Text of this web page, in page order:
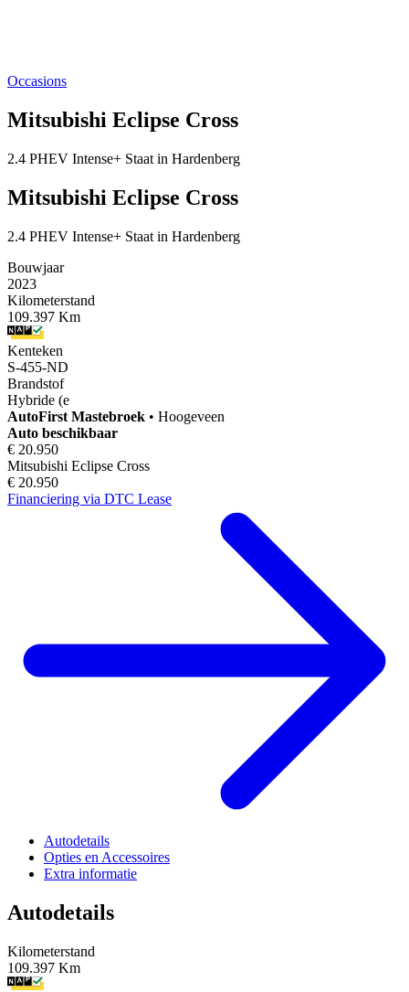
Occasions
Mitsubishi Eclipse Cross
2.4 PHEV Intense+ Staat in Hardenberg
Mitsubishi Eclipse Cross
2.4 PHEV Intense+ Staat in Hardenberg
Bouwjaar
2023
Kilometerstand
109.397 Km
Kenteken
S-455-ND
Brandstof
Hybride (e
AutoFirst Mastebroek • Hoogeveen
Auto beschikbaar
€ 20.950
Mitsubishi Eclipse Cross
€ 20.950
Financiering via DTC Lease
Autodetails
Opties en Accessoires
Extra informatie
Autodetails
Kilometerstand
109.397 Km